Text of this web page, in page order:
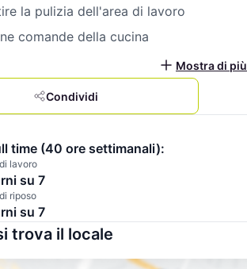
la pulizia dell'area di lavoro
comande della cucina
Mostra di più
Condividi
time (40 ore settimanali):
lavoro
su 7
riposo
su 7
trova il locale